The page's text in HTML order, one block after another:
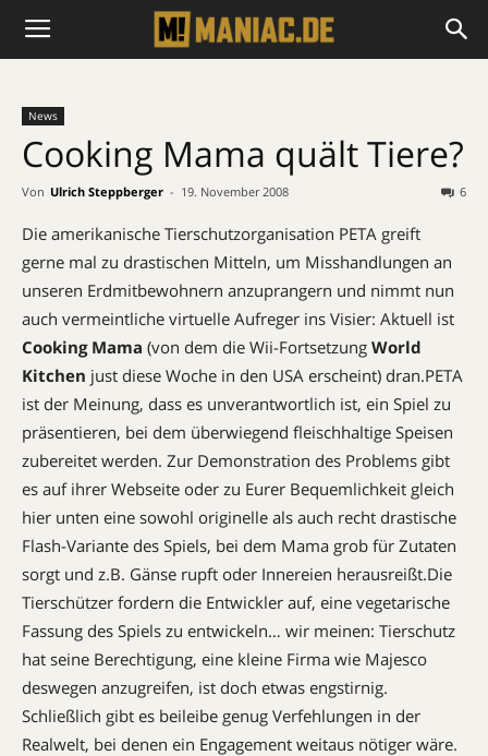
News
Cooking Mama quält Tiere?
Von Ulrich Steppberger - 19. November 2008 6
Die amerikanische Tierschutzorganisation PETA greift
gerne mal zu drastischen Mitteln, um Misshandlungen an
unseren Erdmitbewohnern anzuprangern und nimmt nun
auch vermeintliche virtuelle Aufreger ins Visier: Aktuell ist
Cooking Mama (von dem die Wii-Fortsetzung World
Kitchen just diese Woche in den USA erscheint) dran.PETA
ist der Meinung, dass es unverantwortlich ist, ein Spiel zu
präsentieren, bei dem überwiegend fleischhaltige Speisen
zubereitet werden. Zur Demonstration des Problems gibt
es auf ihrer Webseite oder zu Eurer Bequemlichkeit gleich
hier unten eine sowohl originelle als auch recht drastische
Flash-Variante des Spiels, bei dem Mama grob für Zutaten
sorgt und z.B. Gänse rupft oder Innereien herausreißt.Die
Tierschützer fordern die Entwickler auf, eine vegetarische
Fassung des Spiels zu entwickeln… wir meinen: Tierschutz
hat seine Berechtigung, eine kleine Firma wie Majesco
deswegen anzugreifen, ist doch etwas engstirnig.
Schließlich gibt es beileibe genug Verfehlungen in der
Realwelt, bei denen ein Engagement weitaus nötiger wäre.